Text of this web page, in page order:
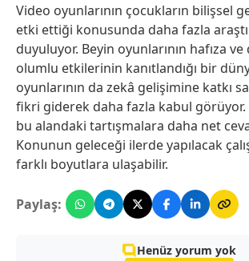
Video oyunlarının çocukların bilişsel
etki ettiği konusunda daha fazla
duyuluyor. Beyin oyunlarının hafıza
olumlu etkilerinin kanıtlandığı bir
oyunlarının da zekâ gelişimine katkı
fikri giderek daha fazla kabul görüyor.
bu alandaki tartışmalara daha net
Konunun geleceği ilerde yapılacak
farklı boyutlara ulaşabilir.
Paylaş:
Henüz yorum yok